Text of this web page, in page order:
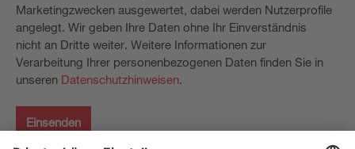
Marketingzwecken ausgewertet, dabei werden Nutzerprofile
angelegt. Wir geben Ihre Daten ohne Ihr Einverständnis
nicht an Dritte weiter. Weitere Informationen zur
Verarbeitung Ihrer personenbezogenen Daten finden Sie in
unseren Datenschutzhinweisen